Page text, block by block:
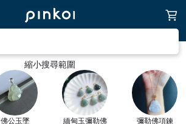
縮小搜尋範圍
佛公玉墜 緬甸玉彌勒佛 彌勒佛項鍊